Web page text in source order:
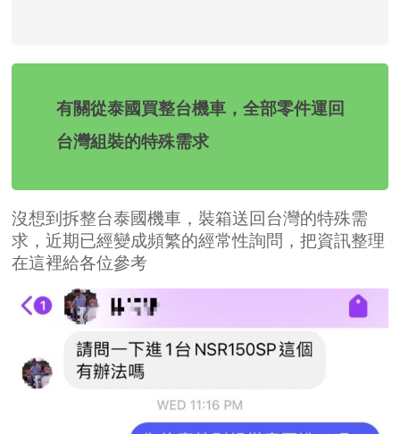
有關從泰國買整台機車，全部零件運回
台灣組裝的特殊需求
沒想到拆整台泰國機車，裝箱送回台灣的特殊需
求，近期已經變成頻繁的經常性詢問，把資訊整理
在這裡給各位參考